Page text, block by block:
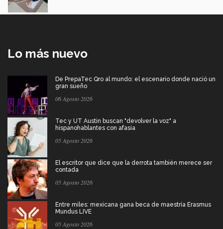
Lo más nuevo
De PrepaTec Qro al mundo: el escenario donde nació un
gran sueño
06 Agosto 2026
Tec y UT Austin buscan "devolver la voz" a
hispanohablantes con afasia
05 Agosto 2026
El escritor que dice que la derrota también merece ser
contada
05 Agosto 2026
Entre miles: mexicana gana beca de maestría Erasmus
Mundus LIVE
05 Agosto 2026